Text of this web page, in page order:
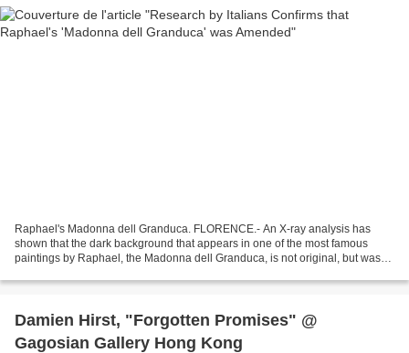
Raphael's Madonna dell Granduca. FLORENCE.- An X-ray analysis has
shown that the dark background that appears in one of the most famous
paintings by Raphael, the Madonna dell Granduca, is not original, but was
Damien Hirst, "Forgotten Promises" @
Gagosian Gallery Hong Kong